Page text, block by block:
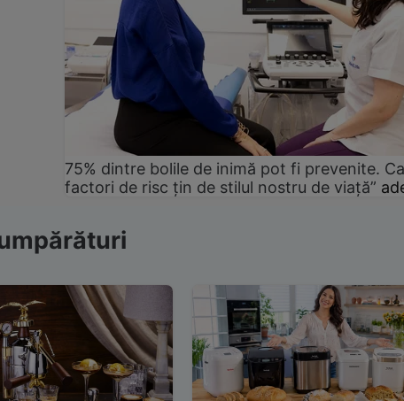
75% dintre bolile de inimă pot fi prevenite.
factori de risc țin de stilul nostru de viață”